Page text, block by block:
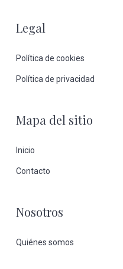
Footer
Legal
Política de cookies
Política de privacidad
Mapa del sitio
Inicio
Contacto
Nosotros
Quiénes somos